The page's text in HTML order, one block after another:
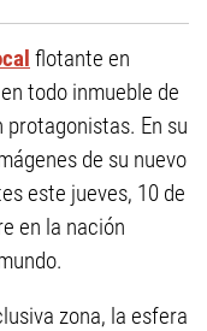
flotante en
todo inmueble de
En su
de su nuevo
este jueves, 10 de
en la nación
zona, la esfera